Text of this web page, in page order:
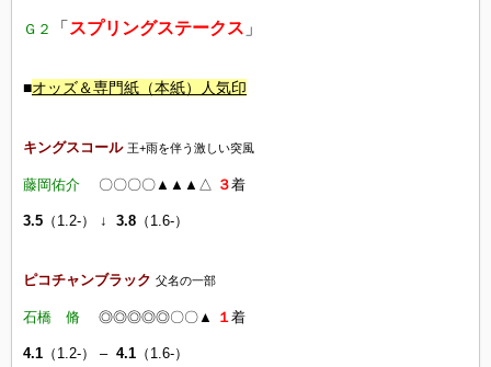
Ｇ２ 「 スプリングステークス 」
■オッズ＆専門紙（本紙）人気印
キングスコール 王+雨を伴う激しい突風
藤岡佑介 〇〇〇〇▲▲▲△ ３着
3.5 （1.2-） ↓ 3.8 （1.6-）
ピコチャンブラック 父名の一部
石橋 脩 ◎◎◎◎◎〇〇▲ １着
4.1 （1.2-） – 4.1 （1.6-）